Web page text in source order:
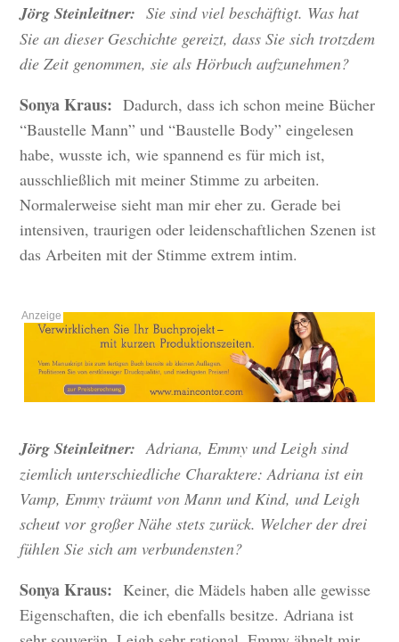
Jörg Steinleitner: Sie sind viel beschäftigt. Was hat
Sie an dieser Geschichte gereizt, dass Sie sich trotzdem
die Zeit genommen, sie als Hörbuch aufzunehmen?
Sonya Kraus:Dadurch, dass ich schon meine Bücher
“Baustelle Mann” und “Baustelle Body” eingelesen
habe, wusste ich, wie spannend es für mich ist,
ausschließlich mit meiner Stimme zu arbeiten.
Normalerweise sieht man mir eher zu. Gerade bei
intensiven, traurigen oder leidenschaftlichen Szenen ist
das Arbeiten mit der Stimme extrem intim.
Jörg Steinleitner:Adriana, Emmy und Leigh sind
ziemlich unterschiedliche Charaktere: Adriana ist ein
Vamp, Emmy träumt von Mann und Kind, und Leigh
scheut vor großer Nähe stets zurück. Welcher der drei
fühlen Sie sich am verbundensten?
Sonya Kraus: Keiner, die Mädels haben alle gewisse
Eigenschaften, die ich ebenfalls besitze. Adriana ist